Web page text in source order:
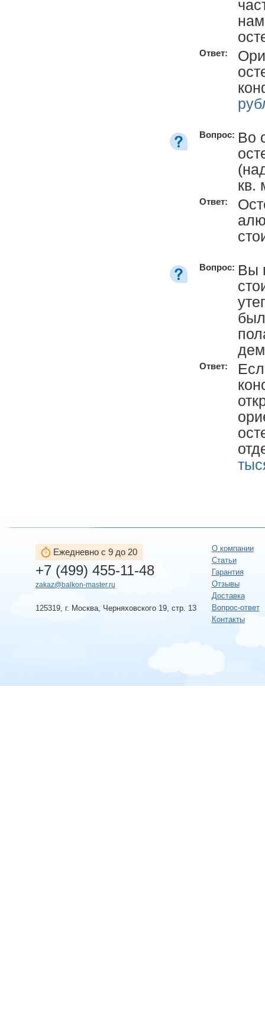
Ответ:
Вопрос: Во
кв.
Ответ:
Вопрос: Вы
Ответ:
Ежедневно с 9 до 20
+7 (499) 455-11-48
zakaz@balkon-master.ru
125319, г. Москва, Черняховского 19, стр. 13
О компании
Статьи
Гарантия
Отзывы
Доставка
Вопрос-ответ
Контакты